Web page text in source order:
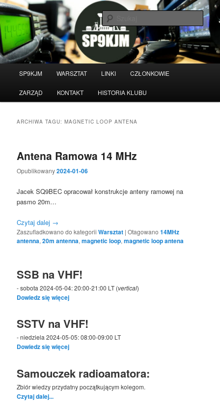
Przeskocz
do
tekstu
Przeskocz
do
widgetów
Witamy na stronie klubu
krótkofalarskiego SP9KJM
SP9KJM WARSZTAT LINKI CZŁONKOWIE
ZARZĄD KONTAKT HISTORIA KLUBU
ARCHIWA TAGU:MAGNETIC LOOP ANTENA
Antena Ramowa 14 MHz
Opublikowany2024-01-06
Jacek SQ9BEC opracował konstrukcje anteny ramowej na
pasmo 20m…
Czytaj dalej →
Zaszufladkowano do kategorii Warsztat |Otagowano 14MHz
antenna,20m antenna,magnetic loop,magnetic loop antena
SSB na VHF!
- sobota 2024-05-04: 20:00-21:00 LT (vertical)
Dowiedz się więcej
SSTV na VHF!
- niedziela 2024-05-05: 08:00-09:00 LT
Dowiedz się więcej
Samouczek radioamatora:
Zbiór wiedzy przydatny początkującym kolegom.
Czytaj dalej...